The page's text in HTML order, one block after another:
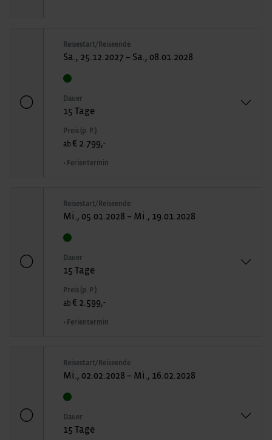
Reisestart/Reiseende
Sa., 25.12.2027 – Sa., 08.01.2028
Dauer
15 Tage
Preis (p. P.)
ab € 2.799,-
• Ferientermin
Reisestart/Reiseende
Mi., 05.01.2028 – Mi., 19.01.2028
Dauer
15 Tage
Preis (p. P.)
ab € 2.599,-
• Ferientermin
Reisestart/Reiseende
Mi., 02.02.2028 – Mi., 16.02.2028
Dauer
15 Tage